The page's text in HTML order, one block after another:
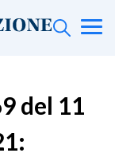
del 11